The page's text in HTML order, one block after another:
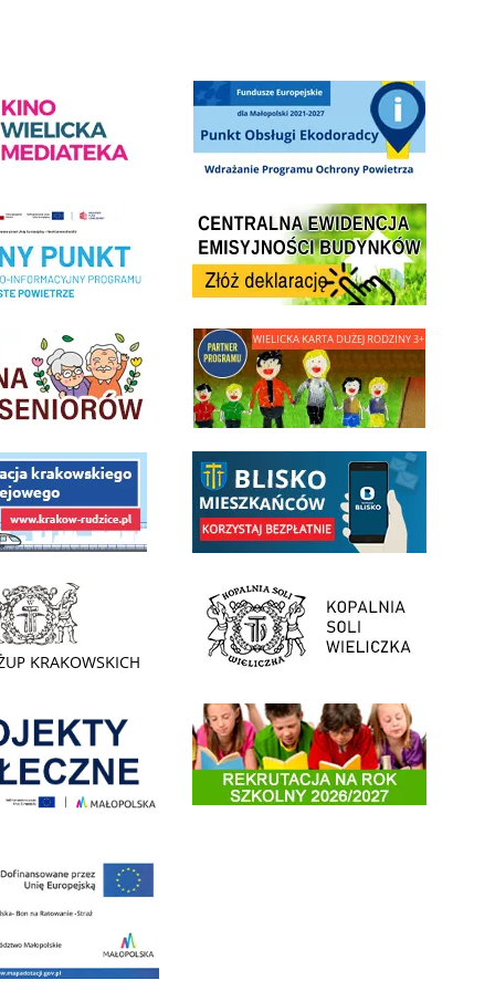
Punkt Obsługi Ekodoradcy Wieliczka
Czyste Powietrze w Gminie WieliczkaCentrala Ewidencja Emisyjności Budynków - złóż
Rady Seniorow - Wieliczka link do strony - Wielicka Karta Dużej Rodziny
Społecznego
budowy linii kolejowej Krakow Rudzicelink do opisu aplikacji - BLISKO, Gmina Wieliczka w
Żup Krakowskich Wieliczka link do strony Kopalni Soli Wieliczka
Informacja o terminach rekrutacji na rok szkolny 2026/
średniego samochodu ratowniczo-gaśniczego z napędem 4x4 dla OSP Kokotów